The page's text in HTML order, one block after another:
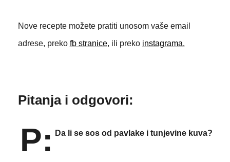
Nove recepte možete pratiti unosom vaše email
adrese, preko fb stranice, ili preko instagrama.
Pitanja i odgovori:
P: Da li se sos od pavlake i tunjevine kuva?